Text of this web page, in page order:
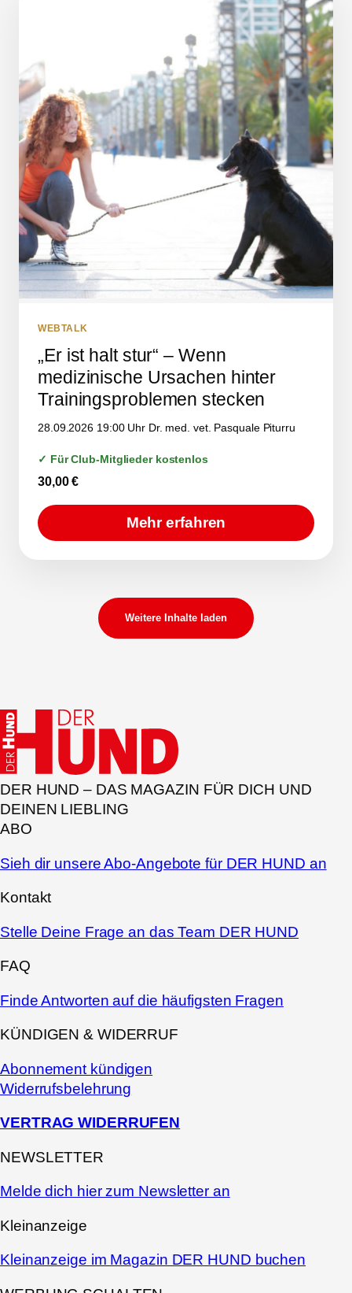
WEBTALK
„Er ist halt stur“ – Wenn
medizinische Ursachen hinter
Trainingsproblemen stecken
28.09.2026 19:00 Uhr Dr. med. vet. Pasquale Piturru
✓ Für Club-Mitglieder kostenlos
30,00€
Mehr erfahren
Weitere Inhalte laden
DER HUND – DAS MAGAZIN FÜR DICH UND
DEINEN LIEBLING
ABO
Sieh dir unsere Abo-Angebote für DER HUND an
Kontakt
Stelle Deine Frage an das Team DER HUND
FAQ
Finde Antworten auf die häufigsten Fragen
KÜNDIGEN & WIDERRUF
Abonnement kündigen
Widerrufsbelehrung
VERTRAG WIDERRUFEN
NEWSLETTER
Melde dich hier zum Newsletter an
Kleinanzeige
Kleinanzeige im Magazin DER HUND buchen